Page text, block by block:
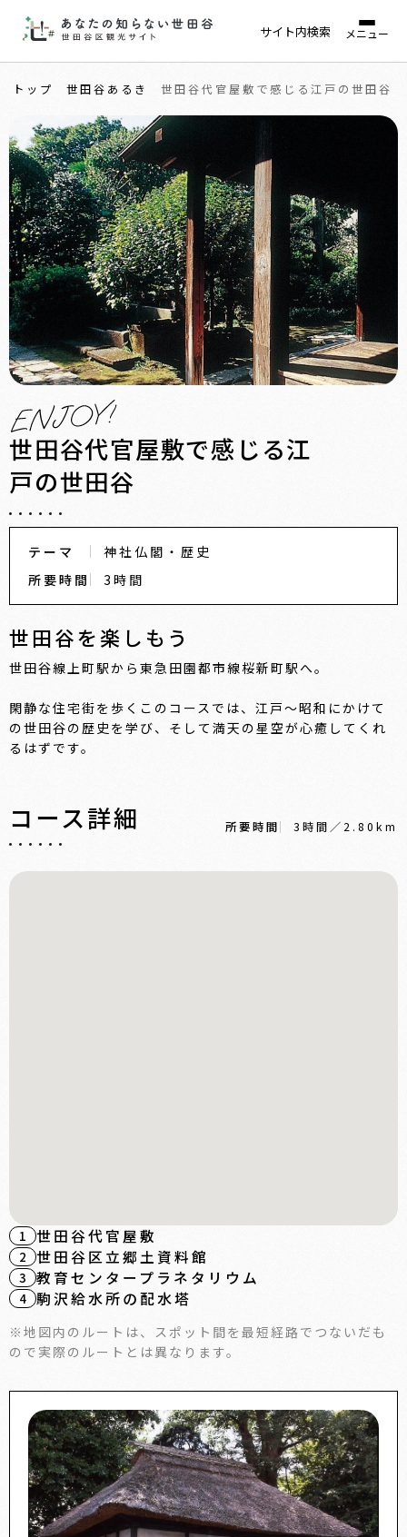
サイト内検索 メニュー
トップ 世田谷あるき 世田谷代官屋敷で感じる江戸の世田谷
世田谷代官屋敷で感じる江
戸の世田谷
テーマ
神社仏閣・歴史
所要時間
3時間
世田谷を楽しもう
世田谷線上町駅から東急田園都市線桜新町駅へ。
閑静な住宅街を歩くこのコースでは、江戸～昭和にかけて
の世田谷の歴史を学び、そして満天の星空が心癒してくれ
るはずです。
コース詳細 所要時間 3時間／2.80km
世田谷代官屋敷
世田谷区立郷土資料館
教育センタープラネタリウム
駒沢給水所の配水塔
※地図内のルートは、スポット間を最短経路でつないだも
ので実際のルートとは異なります。